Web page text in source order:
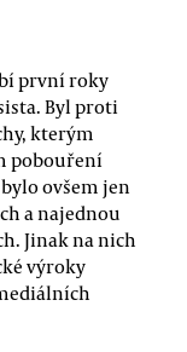
první roky
Byl proti
kterým
pobouření
ovšem jen
a najednou
Jinak na nich
výroky